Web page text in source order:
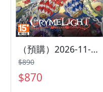
（預購）2026-11-15 PS5 慟哭幽光 CRYMELIGHT 中文版
$890
$870